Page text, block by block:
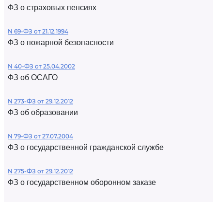
ФЗ о страховых пенсиях
N 69-ФЗ от 21.12.1994
ФЗ о пожарной безопасности
N 40-ФЗ от 25.04.2002
ФЗ об ОСАГО
N 273-ФЗ от 29.12.2012
ФЗ об образовании
N 79-ФЗ от 27.07.2004
ФЗ о государственной гражданской службе
N 275-ФЗ от 29.12.2012
ФЗ о государственном оборонном заказе